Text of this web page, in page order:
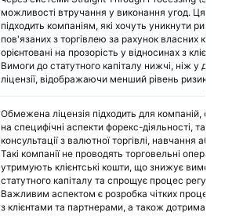
можливості втручання у виконання угод. Ця
підходить компаніям, які хочуть уникнути
пов'язаних з торгівлею за рахунок власних
орієнтовані на прозорість у відносинах з
Вимоги до статутного капіталу нижчі, ніж у
ліцензії, відображаючи менший рівень ризику.
Обмежена ліцензія підходить для компаній,
на специфічні аспекти форекс-діяльності, такі як
консультації з валютної торгівлі, навчання або
Такі компанії не проводять торговельні операції
утримують клієнтські кошти, що знижує вимоги
статутного капіталу та спрощує процес
Важливим аспектом є розробка чітких процедур
з клієнтами та партнерами, а також дотримання